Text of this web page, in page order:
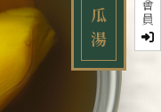
會
員
瓜
湯